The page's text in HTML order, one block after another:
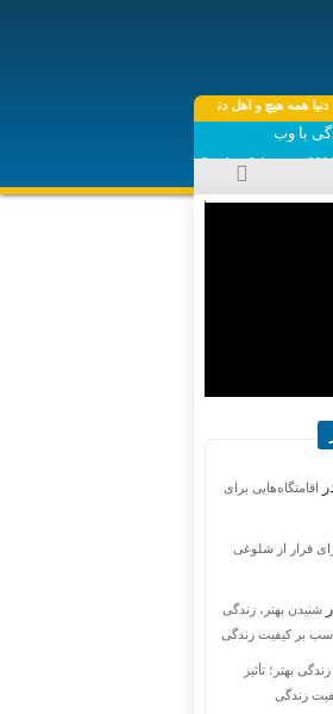
هیچ و اهل دنیا همه هیچ ، ‌ای هیچ برای هیچ بر هیچ مپیچ
با وب
اقامتگاه‌هایی برای
فرار از شلوغی
شنیدن بهتر، زندگی
بر کیفیت زندگی
بهتر؛ تأثیر
زندگی